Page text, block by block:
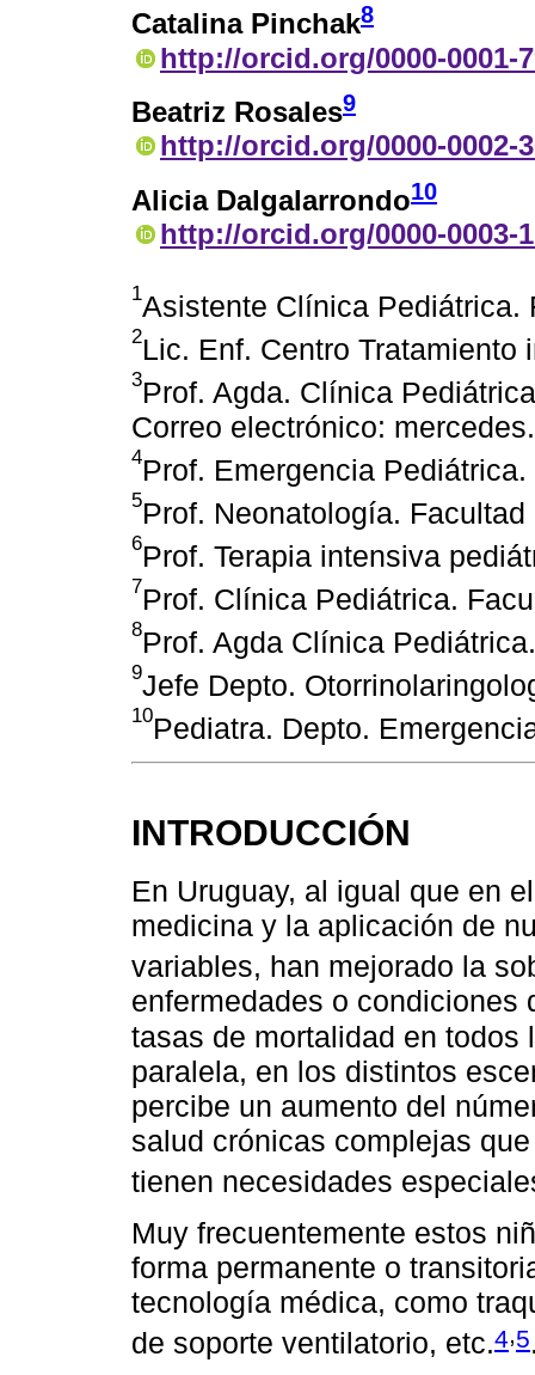
Catalina Pinchak8
http://orcid.org/0000-0001-
Beatriz Rosales9
http://orcid.org/0000-0002-
Alicia Dalgalarrondo10
http://orcid.org/0000-0003-
1Asistente Clínica Pediátrica.
2Lic. Enf. Centro
3Prof. Agda. Clínica
Correo electrónico:
4Prof. Emergencia
5Prof. Neonatología.
6Prof. Terapia intensiva
7Prof. Clínica Pediátrica.
8Prof. Agda Clínica
9Jefe Depto.
10Pediatra. Depto.
INTRODUCCIÓN
En Uruguay, al igual que en
medicina y la aplicación de
variables, han mejorado la
enfermedades o condiciones
tasas de mortalidad en todos
paralela, en los distintos
percibe un aumento del
salud crónicas complejas
tienen necesidades
Muy frecuentemente estos
forma permanente o
tecnología médica, como
de soporte ventilatorio, etc.4,5